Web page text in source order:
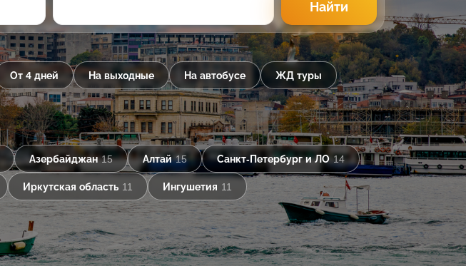
Найти
От 4 дней На выходные На автобусе ЖД туры
Азербайджан 15 Алтай 15 Санкт-Петербург и ЛО 14
Иркутская область 11 Ингушетия 11